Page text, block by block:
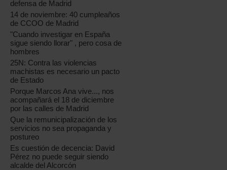
defensa de Madrid
14 de noviembre: 40 cumpleaños
de CCOO de Madrid
"Cuando investigar en España
sigue siendo llorar" , pero cosa de
hombres
25N: Contra las violencias
machistas es necesario un pacto
de Estado
Porque Marcos Ana vive..., nos
acompañará el 18 de diciembre
por las calles de Madrid
Que la remunicipalización de los
servicios no sea propaganda y
postureo
Es cuestión de decencia: David
Pérez no puede seguir siendo
alcalde del Alcorcón